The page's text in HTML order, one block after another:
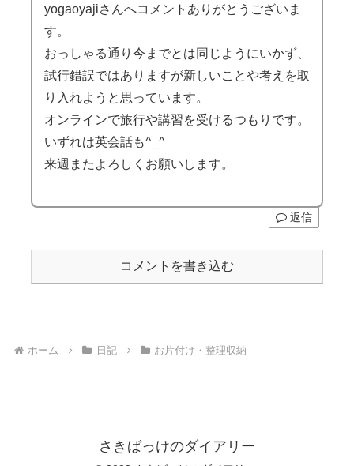
yogaoyajiさんへコメントありがとうございま
す。
おっしゃる通り今までとは同じようにいかず、
試行錯誤ではありますが新しいことや考えを取
り入れようと思っています。
オンラインで旅行や講習を受けるつもりです。
いずれは英会話も^_^
来週またよろしくお願いします。
返信
コメントを書き込む
ホーム 日記 お片付け・整理収納
さきばっけのダイアリー